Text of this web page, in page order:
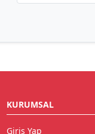
KURUMSAL
Giriş Yap